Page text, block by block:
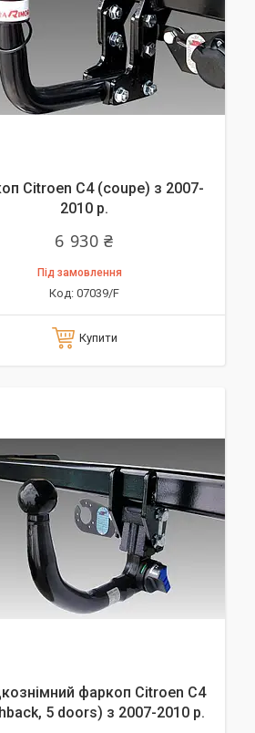
Citroen C4 (coupe) з 2007-
2010 р.
6 930 ₴
Під замовлення
07039/F
Купити
фаркоп Citroen C4
5 doors) з 2007-2010 р.